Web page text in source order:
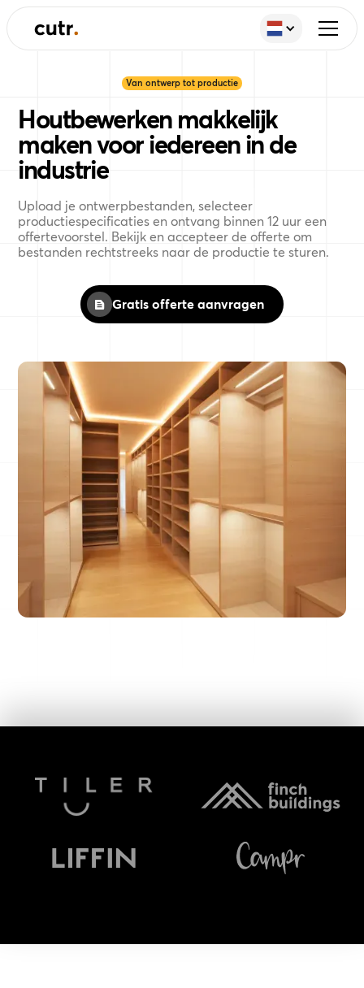
Van ontwerp tot productie
Houtbewerken makkelijk
maken voor iedereen in de
industrie
Upload je ontwerpbestanden, selecteer
productiespecificaties en ontvang binnen 12 uur een
offertevoorstel. Bekijk en accepteer de offerte om
bestanden rechtstreeks naar de productie te sturen.
Gratis offerte aanvragen